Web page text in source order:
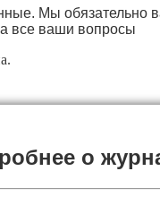
Мы обязательно
все ваши вопросы
о